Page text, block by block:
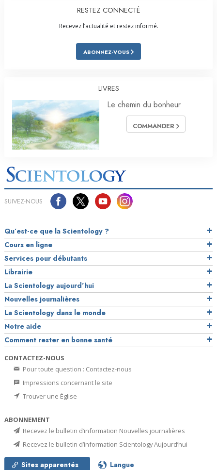
RESTEZ CONNECTÉ
Recevez l’actualité et restez informé.
ABONNEZ-VOUS
LIVRES
Le chemin du bonheur
COMMANDER
SUIVEZ-NOUS
Qu’est-ce que la Scientology ?
Cours en ligne
Services pour débutants
Librairie
La Scientology aujourd’hui
Nouvelles journalières
La Scientology dans le monde
Notre aide
Comment rester en bonne santé
CONTACTEZ-NOUS
Pour toute question : Contactez-nous
Impressions concernant le site
Trouver une Église
ABONNEMENT
Recevez le bulletin d’information Nouvelles journalières
Recevez le bulletin d’information Scientology Aujourd’hui
Sites apparentés Langue